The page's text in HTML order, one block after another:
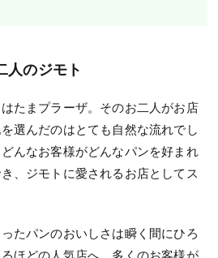
人のジモト
たまプラーザ。そのお二人がお店
選んだのはとても自然な流れでし
んなお客様がどんなパンを好まれ
、ジモトに愛されるお店としてス
たパンのおいしさは瞬く間にひろ
ほどの人気店へ。多くのお客様が